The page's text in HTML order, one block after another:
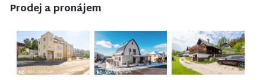
Prodej a pronájem